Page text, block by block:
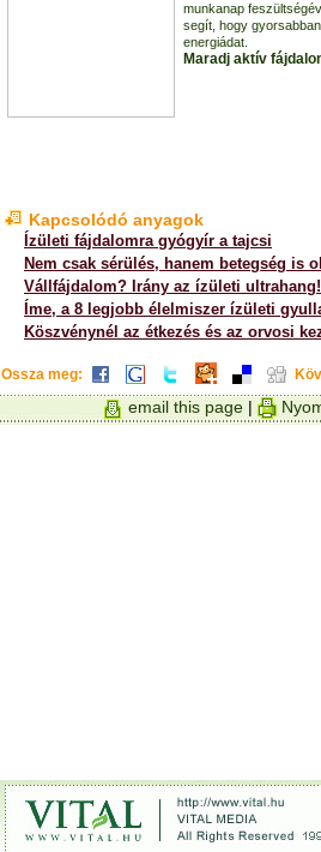
munkanap
segít, hogy
energiádat.
Maradj aktív
Kapcsolódó anyagok
Ízületi fájdalomra gyógyír a tajcsi
Nem csak sérülés, hanem betegség is
Vállfájdalom? Irány az ízületi ultrahang!
Íme, a 8 legjobb élelmiszer ízületi
Köszvénynél az étkezés és az orvosi
Ossza meg:
email this page |